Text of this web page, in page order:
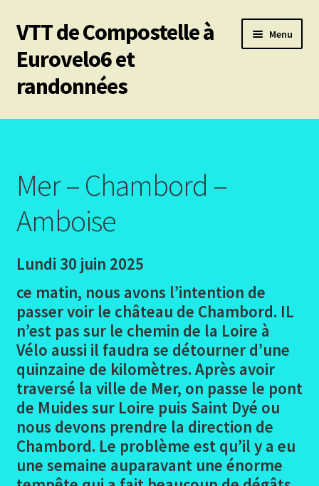
Aller
à
la
navigation
Aller
au
contenu
VTT de Compostelle à
Eurovelo6 et
randonnées
Menu
Mes 6 chemins vtt de Compostelle
Autres trajets VTT
Chemin de Stevenson
Les canaux
enfant
Le Pirinexus
Ouvrir
le
enfant
La Loire à Vélo
le
enfant
Loire les participants
Loire Le trajet
Ouvrir
menu
enfant
Alès -Varennes
Mer – Chambord –
Amboise
Lundi 30 juin 2025
ce matin, nous avons l’intention de
passer voir le château de Chambord. IL
n’est pas sur le chemin de la Loire à
Vélo aussi il faudra se détourner d’une
quinzaine de kilomètres. Après avoir
traversé la ville de Mer, on passe le pont
de Muides sur Loire puis Saint Dyé ou
nous devons prendre la direction de
Chambord. Le problème est qu’il y a eu
une semaine auparavant une énorme